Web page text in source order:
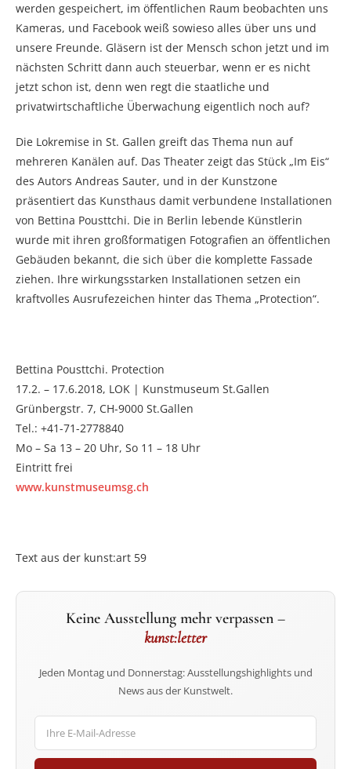
werden gespeichert, im öffentlichen Raum beobachten uns
Kameras, und Facebook weiß sowieso alles über uns und
unsere Freunde. Gläsern ist der Mensch schon jetzt und im
nächsten Schritt dann auch steuerbar, wenn er es nicht
jetzt schon ist, denn wen regt die staatliche und
privatwirtschaftliche Überwachung eigentlich noch auf?
Die Lokremise in St. Gallen greift das Thema nun auf
mehreren Kanälen auf. Das Theater zeigt das Stück „Im Eis“
des Autors Andreas Sauter, und in der Kunstzone
präsentiert das Kunsthaus damit verbundene Installationen
von Bettina Pousttchi. Die in Berlin lebende Künstlerin
wurde mit ihren großformatigen Fotografien an öffentlichen
Gebäuden bekannt, die sich über die komplette Fassade
ziehen. Ihre wirkungsstarken Installationen setzen ein
kraftvolles Ausrufezeichen hinter das Thema „Protection“.
Bettina Pousttchi. Protection
17.2. – 17.6.2018, LOK | Kunstmuseum St.Gallen
Grünbergstr. 7, CH-9000 St.Gallen
Tel.: +41-71-2778840
Mo – Sa 13 – 20 Uhr, So 11 – 18 Uhr
Eintritt frei
www.kunstmuseumsg.ch
Text aus der kunst:art 59
Keine Ausstellung mehr verpassen –
kunst:letter
Jeden Montag und Donnerstag: Ausstellungshighlights und
News aus der Kunstwelt.